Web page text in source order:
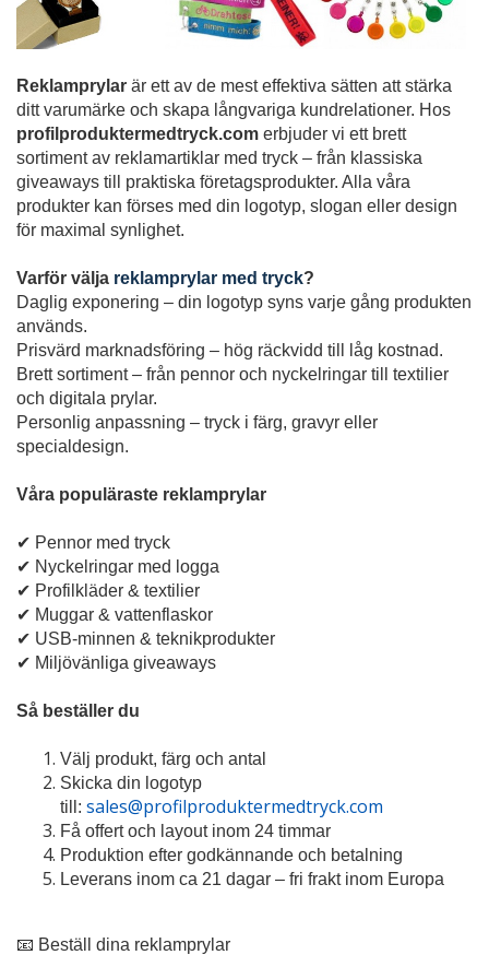
Reklamprylar är ett av de mest effektiva sätten att stärka
ditt varumärke och skapa långvariga kundrelationer. Hos
profilproduktermedtryck.com erbjuder vi ett brett
sortiment av reklamartiklar med tryck – från klassiska
giveaways till praktiska företagsprodukter. Alla våra
produkter kan förses med din logotyp, slogan eller design
för maximal synlighet.
Varför välja reklamprylar med tryck?
Daglig exponering – din logotyp syns varje gång produkten
används.
Prisvärd marknadsföring – hög räckvidd till låg kostnad.
Brett sortiment – från pennor och nyckelringar till textilier
och digitala prylar.
Personlig anpassning – tryck i färg, gravyr eller
specialdesign.
Våra populäraste reklamprylar
✔ Pennor med tryck
✔ Nyckelringar med logga
✔ Profilkläder & textilier
✔ Muggar & vattenflaskor
✔ USB-minnen & teknikprodukter
✔ Miljövänliga giveaways
Så beställer du
Välj produkt, färg och antal
Skicka din logotyp
till: sales@profilproduktermedtryck.com
Få offert och layout inom 24 timmar
Produktion efter godkännande och betalning
Leverans inom ca 21 dagar – fri frakt inom Europa
📧 Beställ dina reklamprylar